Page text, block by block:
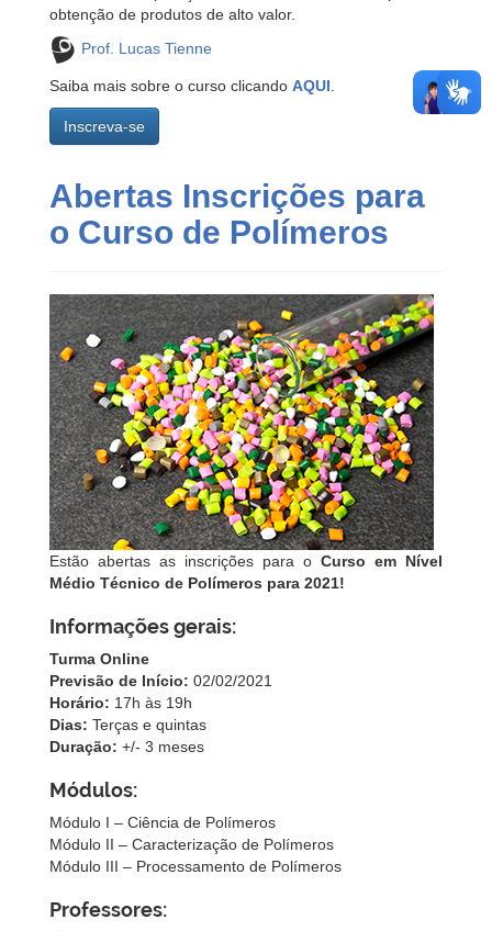
obtenção de produtos de alto valor.
Prof. Lucas Tienne
Saiba mais sobre o curso clicando AQUI
Inscreva-se
Abertas Inscrições para
o Curso de Polímeros
Estão abertas as inscrições para o Curso em Nível
Médio Técnico de Polímeros para 2021!
Informações gerais:
Turma Online
Previsão de Início: 02/02/2021
Horário: 17h às 19h
Dias: Terças e quintas
Duração: +/- 3 meses
Módulos:
Módulo I – Ciência de Polímeros
Módulo II – Caracterização de Polímeros
Módulo III – Processamento de Polímeros
Professores: